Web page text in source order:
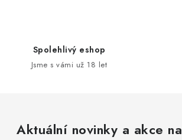
Spolehlivý eshop
Jsme s vámi už 18 let
Aktuální novinky a akce